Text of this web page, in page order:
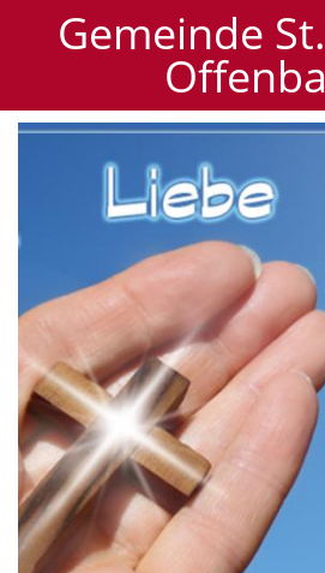
Gemeinde